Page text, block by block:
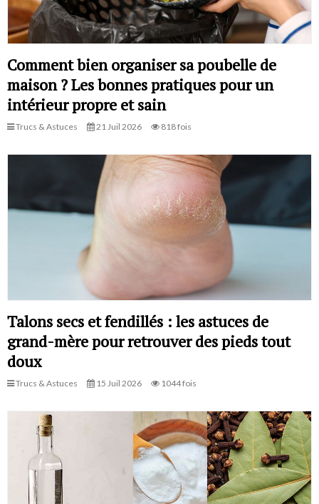
Comment bien organiser sa poubelle de
maison ? Les bonnes pratiques pour un
intérieur propre et sain
Trucs & Astuces 21 Juil 2026 818 fois
Talons secs et fendillés : les astuces de
grand-mère pour retrouver des pieds tout
doux
Trucs & Astuces 15 Juil 2026 1044 fois